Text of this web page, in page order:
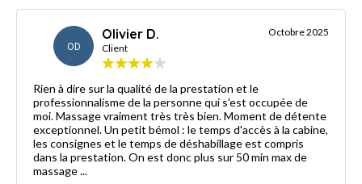
OD
Olivier D.
Client
Octobre 2025
Rien à dire sur la qualité de la prestation et le
professionnalisme de la personne qui s'est occupée de
moi. Massage vraiment très très bien. Moment de détente
exceptionnel. Un petit bémol : le temps d'accès à la cabine,
les consignes et le temps de déshabillage est compris
dans la prestation. On est donc plus sur 50 min max de
massage ...